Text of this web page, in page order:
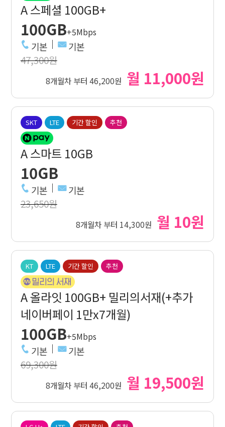
A 스페셜 100GB+
100GB+5Mbps
기본 기본
47,300원
8개월차 부터 46,200원 월 11,000원
SKT LTE 기간 할인 추천
A 스마트 10GB
10GB
기본 기본
23,650원
8개월차 부터 14,300원 월 10원
KT LTE 기간 할인 추천
A 올라잇 100GB+ 밀리의서재(+추가
네이버페이 1만x7개월)
100GB+5Mbps
기본 기본
69,300원
8개월차 부터 46,200원 월 19,500원